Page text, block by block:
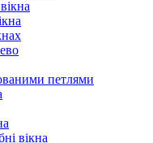
петлями
вікна